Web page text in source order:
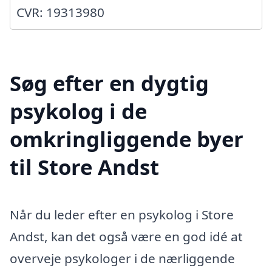
CVR: 19313980
Søg efter en dygtig
psykolog i de
omkringliggende byer
til Store Andst
Når du leder efter en psykolog i Store
Andst, kan det også være en god idé at
overveje psykologer i de nærliggende